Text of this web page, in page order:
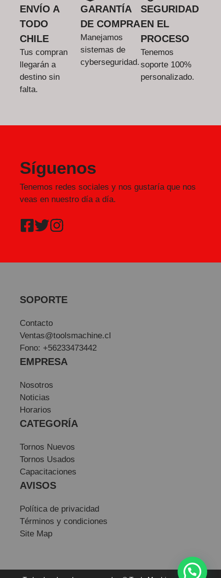
ENVÍO A
TODO
CHILE
Tus compran
llegarán a
destino sin
falta.
GARANTÍA
DE COMPRA
Manejamos
sistemas de
cyberseguridad.
SEGURIDAD
EN EL
PROCESO
Tenemos
soporte 100%
personalizado.
Síguenos
Tenemos redes sociales y nos gustaría que nos
veas en nuestro día a día.
SOPORTE
Contacto
Ventas@toolsmachine.cl
Fono: +56233473442
EMPRESA
Nosotros
Noticias
Horarios
CATEGORÍA
Tornos Nuevos
Tornos Usados
Capacitaciones
AVISOS
Política de privacidad
Términos y condiciones
Site Map